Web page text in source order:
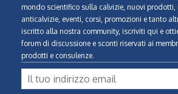
mondo scientifico sulla calvizie, nuovi prodotti,
anticalvizie, eventi, corsi, promozioni e tanto
iscritto alla nostra community, iscriviti qui e
forum di discussione e sconti riservati ai
prodotti e consulenze.